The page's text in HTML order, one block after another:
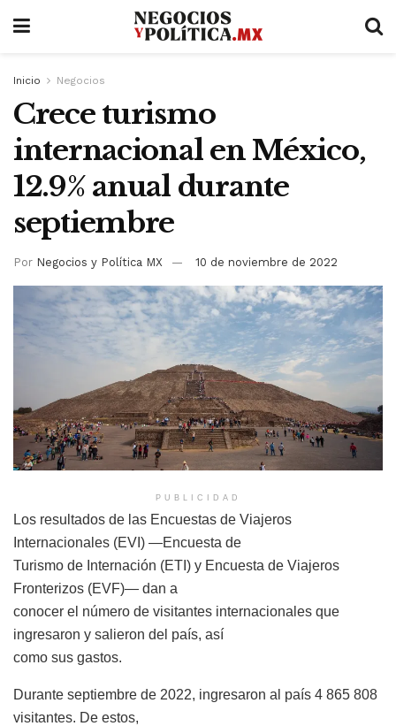
Inicio Negocios
Crece turismo
internacional en México,
12.9% anual durante
septiembre
Por Negocios y Política MX 10 de noviembre de 2022
PUBLICIDAD
Los resultados de las Encuestas de Viajeros
Internacionales (EVI) —Encuesta de
Turismo de Internación (ETI) y Encuesta de Viajeros
Fronterizos (EVF)— dan a
conocer el número de visitantes internacionales que
ingresaron y salieron del país, así
como sus gastos.
Durante septiembre de 2022, ingresaron al país 4 865 808
visitantes. De estos,